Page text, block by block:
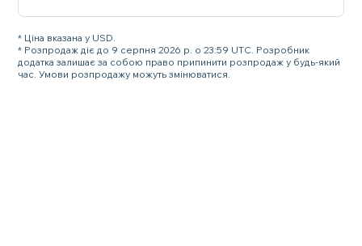
* Ціна вказана у USD.
* Розпродаж діє до 9 серпня 2026 р. о 23:59 UTC. Розробник
додатка залишає за собою право припинити розпродаж у будь-який
час. Умови розпродажу можуть змінюватися.